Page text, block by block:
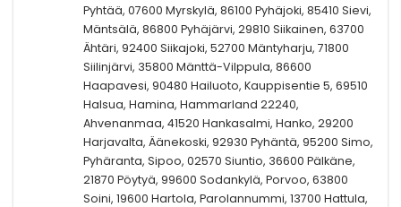
Pyhtää, 07600 Myrskylä, 86100 Pyhäjoki, 85410 Sievi,
Mäntsälä, 86800 Pyhäjärvi, 29810 Siikainen, 63700
Ähtäri, 92400 Siikajoki, 52700 Mäntyharju, 71800
Siilinjärvi, 35800 Mänttä-Vilppula, 86600
Haapavesi, 90480 Hailuoto, Kauppisentie 5, 69510
Halsua, Hamina, Hammarland 22240,
Ahvenanmaa, 41520 Hankasalmi, Hanko, 29200
Harjavalta, Äänekoski, 92930 Pyhäntä, 95200 Simo,
Pyhäranta, Sipoo, 02570 Siuntio, 36600 Pälkäne,
21870 Pöytyä, 99600 Sodankylä, Porvoo, 63800
Soini, 19600 Hartola, Parolannummi, 13700 Hattula,